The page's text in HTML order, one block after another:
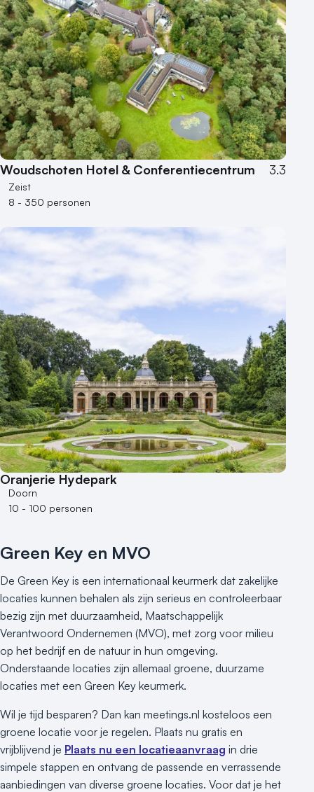
Woudschoten Hotel & Conferentiecentrum 3.3
Zeist
8 - 350 personen
Oranjerie Hydepark
Doorn
10 - 100 personen
Green Key en MVO
De Green Key is een internationaal keurmerk dat zakelijke
locaties kunnen behalen als zijn serieus en controleerbaar
bezig zijn met duurzaamheid, Maatschappelijk
Verantwoord Ondernemen (MVO), met zorg voor milieu
op het bedrijf en de natuur in hun omgeving.
Onderstaande locaties zijn allemaal groene, duurzame
locaties met een Green Key keurmerk.
Wil je tijd besparen? Dan kan meetings.nl kosteloos een
groene locatie voor je regelen. Plaats nu gratis en
vrijblijvend je Plaats nu een locatieaanvraag in drie
simpele stappen en ontvang de passende en verrassende
aanbiedingen van diverse groene locaties. Voor dat je het